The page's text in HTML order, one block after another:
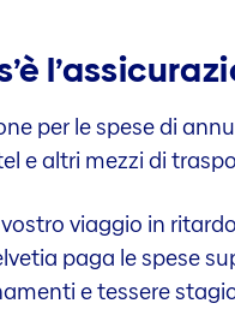
per le spese di
e altri mezzi di
viaggio in
paga le spese
e tessere